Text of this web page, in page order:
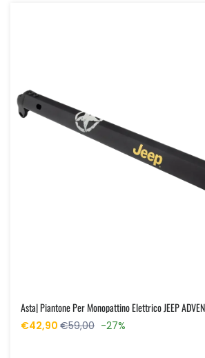
Asta| Piantone Per Monopattino Elettrico JEEP
€42,90 €59,00 -27%